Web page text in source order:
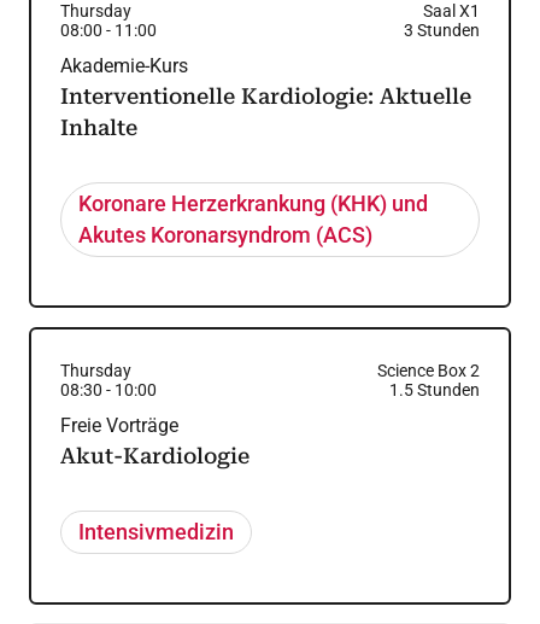
Thursday
Saal X1
08:00 - 11:00 3 Stunden
Akademie-Kurs
Interventionelle Kardiologie: Aktuelle
Inhalte
Koronare Herzerkrankung (KHK) und
Akutes Koronarsyndrom (ACS)
Thursday
Science Box 2
08:30 - 10:00 1.5Stunden
Freie Vorträge
Akut-Kardiologie
Intensivmedizin